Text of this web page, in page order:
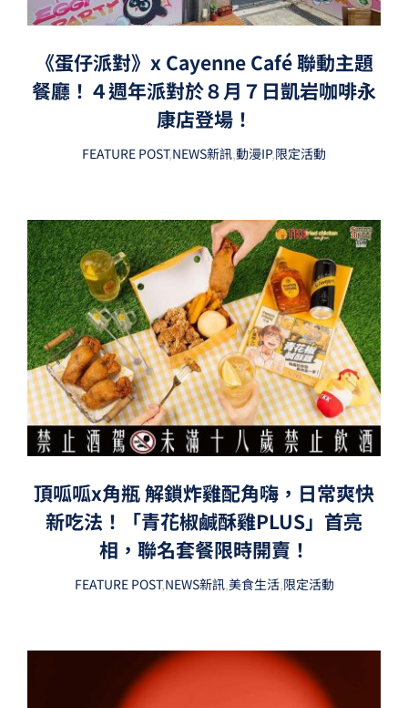
《蛋仔派對》x Cayenne Café 聯動主題
餐廳！４週年派對於８月７日凱岩咖啡永
康店登場！
FEATURE POST,NEWS新訊,動漫IP,限定活動
頂呱呱x角瓶 解鎖炸雞配角嗨，日常爽快
新吃法！「青花椒鹹酥雞PLUS」首亮
相，聯名套餐限時開賣！
FEATURE POST,NEWS新訊,美食生活,限定活動